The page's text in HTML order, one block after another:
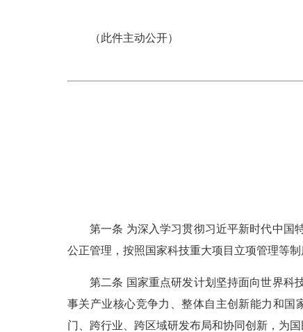
（此件主动公开）
第一条 为深入学习贯彻习近平新时代中国特
公正管理，按照国家科技重大项目立项管理等制
第二条 国家重点研发计划坚持面向世界科技
事关产业核心竞争力、整体自主创新能力和国
门、跨行业、跨区域研发布局和协同创新，为